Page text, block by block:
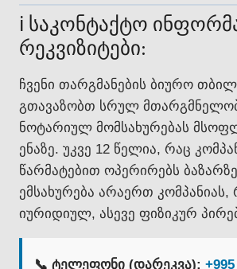
ℹ️ საკონტაქტო
რეკვიზიტები:
ჩვენი თარგმანების ბიურო
გთავაზობთ სრულ
ნოტარიულ მომსახურებას
ენაზე. უკვე 12 წელია, რაც
წარმატებით ოპერირებს
ემსახურება არაერთ
იურიდიულ, ასევე ფიზიკურ
📞 ტელეფონი (დარეკვა):